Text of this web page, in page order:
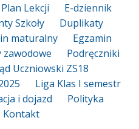
Plan Lekcji
E-dziennik
Szkoły
Duplikaty
maturalny
Egzamin
zawodowe
Podręczniki
Uczniowski ZS18
Liga Klas I semestr
i dojazd
Polityka
Kontakt